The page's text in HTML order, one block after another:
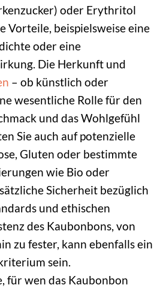
oder Erythritol
Vorteile, beispielsweise eine
oder eine
Die Herkunft und
– ob künstlich oder
wesentliche Rolle für den
und das Wohlgefühl
Sie auch auf potenzielle
Gluten oder bestimmte
wie Bio oder
Sicherheit bezüglich
und ethischen
des Kaubonbons, von
zu fester, kann ebenfalls ein
sein.
für wen das Kaubonbon